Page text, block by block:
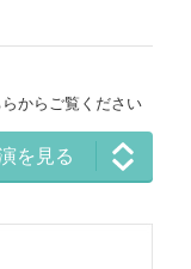
からご覧ください
を見る